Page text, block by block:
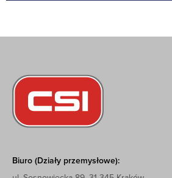
Biuro (Działy przemysłowe):